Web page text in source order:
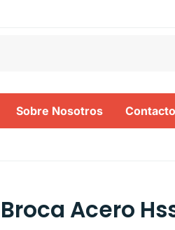
Sobre Nosotros Contacto
Broca Acero